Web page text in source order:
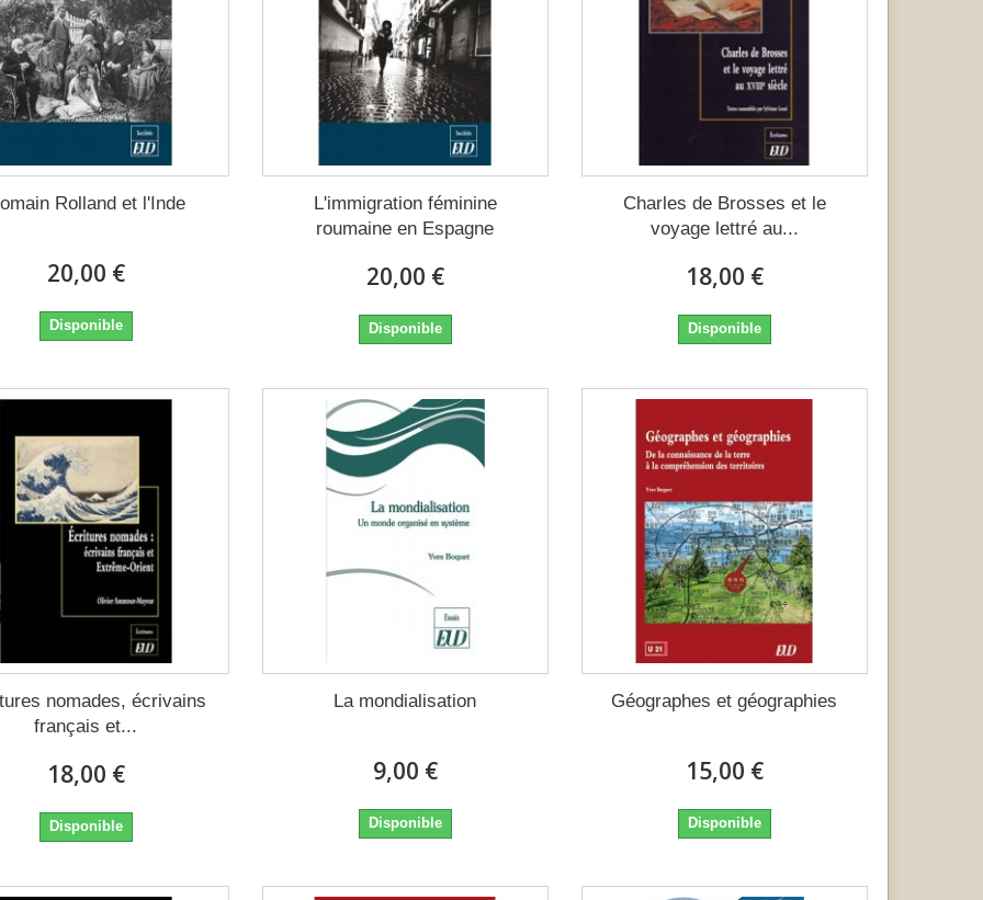
Rolland et l'Inde
20,00 €
Disponible
L'immigration féminine
roumaine en Espagne
20,00 €
Disponible
Charles de Brosses et le
voyage lettré au...
18,00 €
Disponible
nomades, écrivains
français et...
18,00 €
Disponible
La mondialisation
9,00 €
Disponible
Géographes et géographies
15,00 €
Disponible